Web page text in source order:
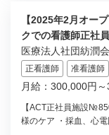
【2025年2月オー
クでの看護師正社
医療法人社団紡潤
正看護師 准看護師
月給：300,000円
【ACT正社員施設
様のケア ・採血、心